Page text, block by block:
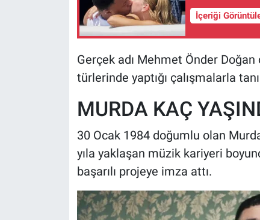
İçeriği
Gerçek adı Mehmet Önder
türlerinde yaptığı çalışmalarla
MURDA KAÇ
30 Ocak 1984 doğumlu olan
yıla yaklaşan müzik kariyeri
başarılı projeye imza attı.